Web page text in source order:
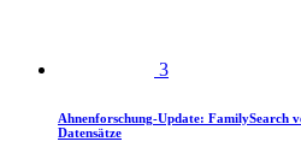
3
Ahnenforschung-Update: FamilySearch
Datensätze